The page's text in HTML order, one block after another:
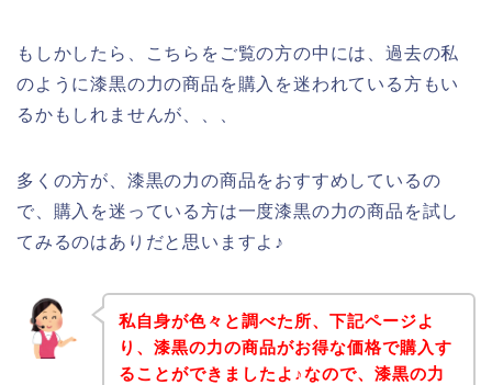
もしかしたら、こちらをご覧の方の中には、過去の私
のように漆黒の力の商品を購入を迷われている方もい
るかもしれませんが、、、
多くの方が、漆黒の力の商品をおすすめしているの
で、購入を迷っている方は一度漆黒の力の商品を試し
てみるのはありだと思いますよ♪
私自身が色々と調べた所、下記ページよ
り、漆黒の力の商品がお得な価格で購入す
ることができましたよ♪なので、漆黒の力